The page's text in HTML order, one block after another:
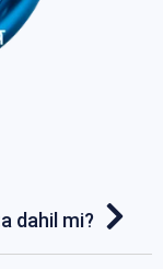
dahil mi?